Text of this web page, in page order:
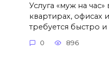
Услуга «муж на
квартирах, офисах
требуется быстро и
0 896